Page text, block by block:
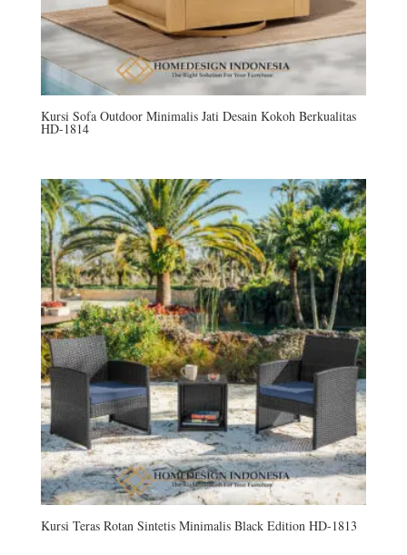
Kursi Sofa Outdoor Minimalis Jati Desain Kokoh Berkualitas
HD-1814
Kursi Teras Rotan Sintetis Minimalis Black Edition HD-1813